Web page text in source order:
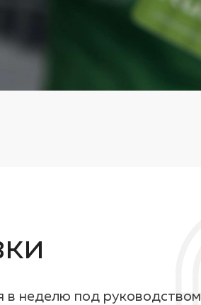
в неделю под руководством